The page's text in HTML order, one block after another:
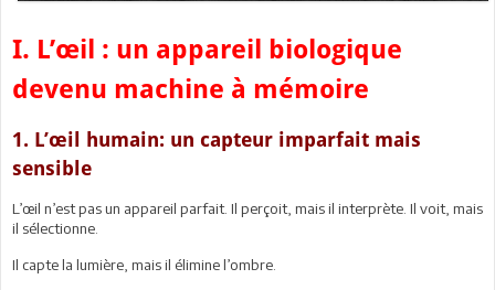
I. L’œil : un appareil biologique
devenu machine à mémoire
1. L’œil humain: un capteur imparfait mais
sensible
L’œil n’est pas un appareil parfait. Il perçoit, mais il interprète. Il voit, mais
il sélectionne.
Il capte la lumière, mais il élimine l’ombre.